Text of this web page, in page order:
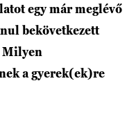
egy már meglévő
bekövetkezett
Milyen
a gyerek(ek)re